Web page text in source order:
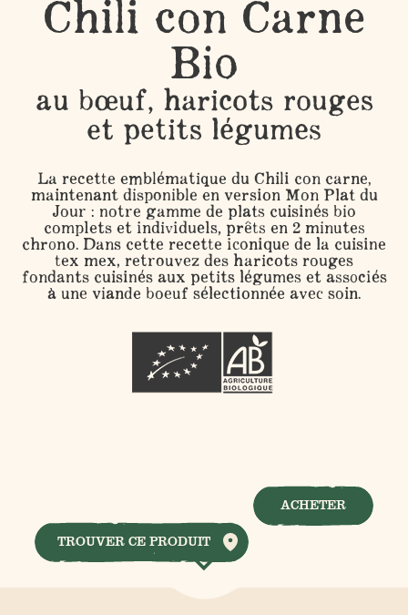
Chili con Carne
Bio
au bœuf, haricots rouges
et petits légumes
La recette emblématique du Chili con carne,
maintenant disponible en version Mon Plat du
Jour : notre gamme de plats cuisinés bio
complets et individuels, prêts en 2 minutes
chrono. Dans cette recette iconique de la cuisine
tex mex, retrouvez des haricots rouges
fondants cuisinés aux petits légumes et associés
à une viande boeuf sélectionnée avec soin.
TROUVER CE PRODUIT
ACHETER